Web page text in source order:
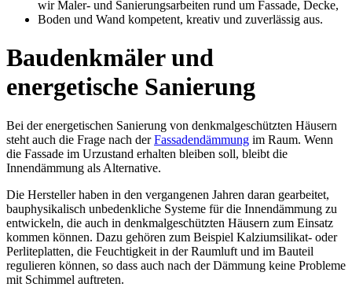
Baudenkmäler und
energetische Sanierung
Bei der energetischen Sanierung von denkmalgeschützten Häusern
steht auch die Frage nach derFassadendämmung im Raum. Wenn
die Fassade im Urzustand erhalten bleiben soll, bleibt die
Innendämmung als Alternative.
Die Hersteller haben in den vergangenen Jahren daran gearbeitet,
bauphysikalisch unbedenkliche Systeme für die Innendämmung zu
entwickeln, die auch in denkmalgeschützten Häusern zum Einsatz
kommen können. Dazu gehören zum Beispiel Kalziumsilikat- oder
Perliteplatten, die Feuchtigkeit in der Raumluft und im Bauteil
regulieren können, so dass auch nach der Dämmung keine Probleme
mit Schimmel auftreten.